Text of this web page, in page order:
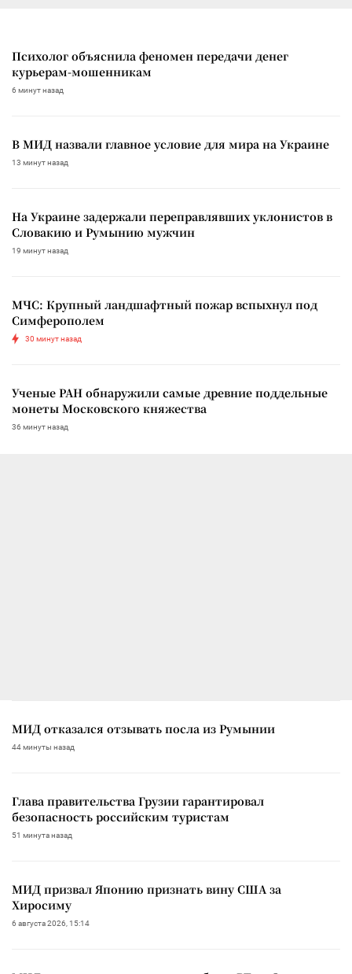
Психолог объяснила феномен передачи денег
курьерам-мошенникам
6 минут назад
В МИД назвали главное условие для мира на Украине
13 минут назад
На Украине задержали переправлявших уклонистов в
Словакию и Румынию мужчин
19 минут назад
МЧС: Крупный ландшафтный пожар вспыхнул под
Симферополем
30 минут назад
Ученые РАН обнаружили самые древние поддельные
монеты Московского княжества
36 минут назад
МИД отказался отзывать посла из Румынии
44 минуты назад
Глава правительства Грузии гарантировал
безопасность российским туристам
51 минута назад
МИД призвал Японию признать вину США за
Хиросиму
6 августа 2026, 15:14